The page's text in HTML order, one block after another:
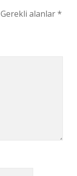
Gerekli alanlar*